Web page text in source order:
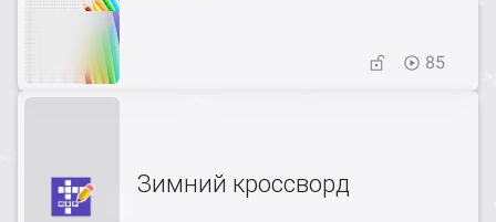
85
Зимний кроссворд